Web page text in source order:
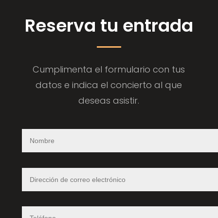
Reserva tu entrada
Cumplimenta el formulario con tus
datos e indica el concierto al que
deseas asistir.